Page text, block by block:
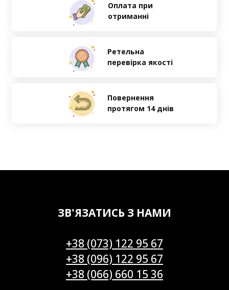
Оплата при
отриманні
Ретельна
перевірка якості
Повернення
протягом 14 днів
ЗВ'ЯЗАТИСЬ З НАМИ
+38 (073) 122 95 67
+38 (096) 122 95 67
+38 (066) 660 15 36